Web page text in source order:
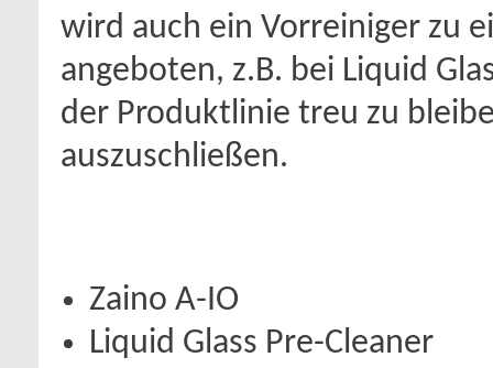
wird auch ein Vorreiniger zu
angeboten, z.B. bei Liquid
der Produktlinie treu zu
auszuschließen.
Zaino A-IO
Liquid Glass Pre-Cleaner